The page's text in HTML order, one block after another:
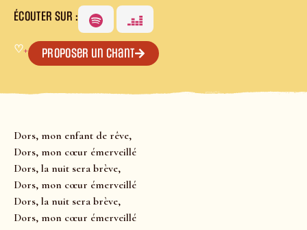
ÉCOUTER SUR :
♡+ Proposer un chant
Dors, mon enfant de rêve,
Dors, mon cœur émerveillé
Dors, la nuit sera brève,
Dors, mon cœur émerveillé
Dors, la nuit sera brève,
Dors, mon cœur émerveillé